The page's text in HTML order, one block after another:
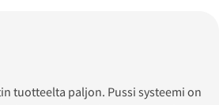
tuotteelta paljon. Pussi systeemi on